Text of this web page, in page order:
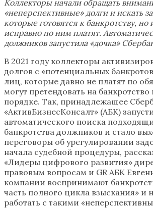
Коллекторы начали обращать
«неперспективные» долги и искать
которые готовятся к банкротству,
исправно по ним платят.
должников запустила «дочка»
В 2021 году коллекторы
долгов с «потенциальных
лиц, которые давно не платят по
могут претендовать на банкротство
порядке. Так, принадлежащее
«АктивБизнесКонсалт» (АБК)
автоматического поиска
банкротства должников и стало
переговоры об урегулировании
начала судебной процедуры,
«Лидеры цифрового развития»
правовым вопросам и GR АБК
компании воспринимают
часть полного цикла взыскания» и
работать с такими